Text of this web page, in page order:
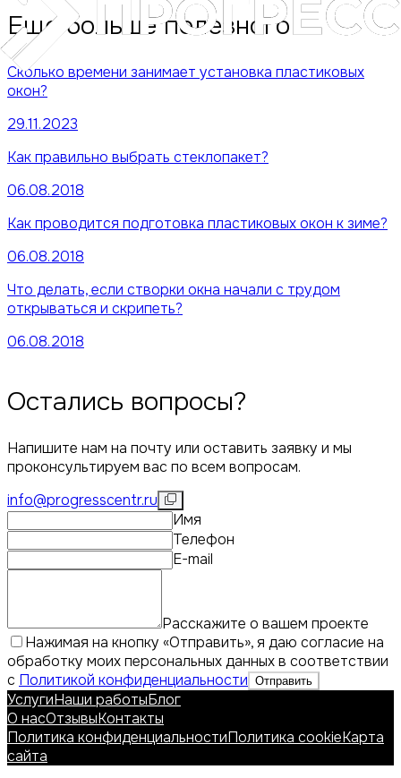
Еще больше полезного
Сколько времени занимает установка пластиковых
окон?
29.11.2023
Как правильно выбрать стеклопакет?
06.08.2018
Как проводится подготовка пластиковых окон к зиме?
06.08.2018
Что делать, если створки окна начали с трудом
открываться и скрипеть?
06.08.2018
Остались вопросы?
Напишите нам на почту или оставить заявку и мы
проконсультируем вас по всем вопросам.
info@progresscentr.ru
Имя
Телефон
E-mail
Расскажите о вашем проекте
Нажимая на кнопку «Отправить», я даю согласие на
обработку моих персональных данных в соответствии
с Политикой конфиденциальности Отправить
УслугиНаши работыБлог
О насОтзывыКонтакты
Политика конфиденциальностиПолитика cookieКарта
сайта